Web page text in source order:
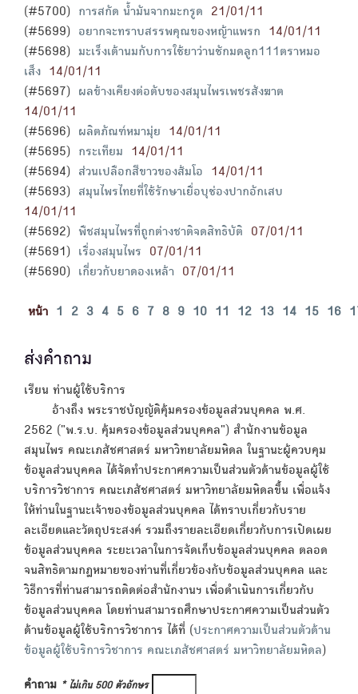
(#5700)
การสกัด น้ำมันจากมะกรูด
21/01/11
(#5699)
อยากจะทราบสรรพคุณของหญ้าแพรก
14/01/11
(#5698)
มะเร็งเต้านมกับการใช้ยาว่านชักมดลูก111ตราหมอ
เส็ง
14/01/11
(#5697)
ผลข้างเคียงต่อตับของสมุนไพรเพชรสังฆาต
14/01/11
(#5696)
ผลิตภัณฑ์หมามุ่ย
14/01/11
(#5695)
กระเทียม
14/01/11
(#5694)
ส่วนเปลือกสีขาวของส้มโอ
14/01/11
(#5693)
สมุนไพรไทยที่ใช้รักษาเยื่อบุช่องปากอักเสบ
14/01/11
(#5692)
พืชสมุนไพรที่ถูกต่างชาติจดสิทธิบัติ
07/01/11
(#5691)
เรื่องสมุนไพร
07/01/11
(#5690)
เกี่ยวกับยาดองเหล้า 07/01/11
หน้า 1 2 3 4 5 6 7 8 9 10 11 12 13 14 15 16
ส่งคำถาม
เรียน ท่านผู้ใช้บริการ
อ้างถึง พระราชบัญญัติคุ้มครองข้อมูลส่วนบุคคล พ.ศ.
2562 ("พ.ร.บ. คุ้มครองข้อมูลส่วนบุคคล") สำนักงานข้อมูล
สมุนไพร คณะเภสัชศาสตร์ มหาวิทยาลัยมหิดล ในฐานะผู้ควบคุม
ข้อมูลส่วนบุคคล ได้จัดทำประกาศความเป็นส่วนตัวด้านข้อมูลผู้ใช้
บริการวิชาการ คณะเภสัชศาสตร์ มหาวิทยาลัยมหิดลขึ้น เพื่อแจ้ง
ให้ท่านในฐานะเจ้าของข้อมูลส่วนบุคคล ได้ทราบเกี่ยวกับราย
ละเอียดและวัตถุประสงค์ รวมถึงรายละเอียดเกี่ยวกับการเปิดเผย
ข้อมูลส่วนบุคคล ระยะเวลาในการจัดเก็บข้อมูลส่วนบุคคล ตลอด
จนสิทธิตามกฎหมายของท่านที่เกี่ยวข้องกับข้อมูลส่วนบุคคล และ
วิธีการที่ท่านสามารถติดต่อสำนักงานฯ เพื่อดำเนินการเกี่ยวกับ
ข้อมูลส่วนบุคคล โดยท่านสามารถศึกษาประกาศความเป็นส่วนตัว
ด้านข้อมูลผู้ใช้บริการวิชาการ ได้ที่ (ประกาศความเป็นส่วนตัวด้าน
ข้อมูลผู้ใช้บริการวิชาการ คณะเภสัชศาสตร์ มหาวิทยาลัยมหิดล)
คำถาม * ไม่เกิน 500 ตัวอักษร